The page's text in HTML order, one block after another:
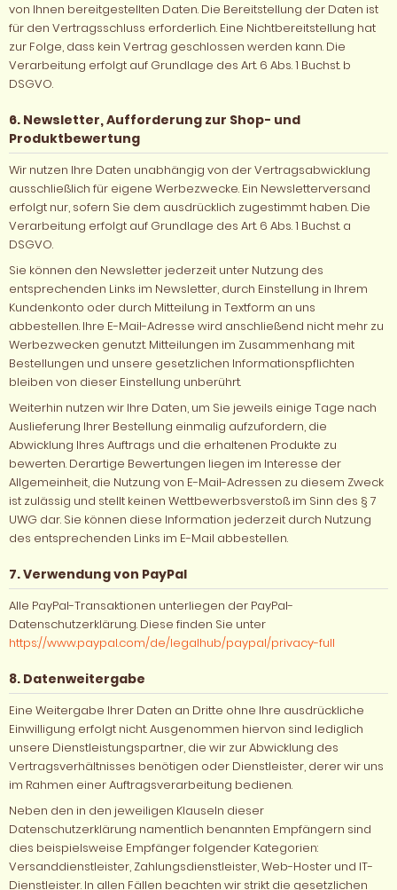
von Ihnen bereitgestellten Daten. Die Bereitstellung der Daten ist
für den Vertragsschluss erforderlich. Eine Nichtbereitstellung hat
zur Folge, dass kein Vertrag geschlossen werden kann. Die
Verarbeitung erfolgt auf Grundlage des Art. 6 Abs. 1 Buchst. b
DSGVO.
6. Newsletter, Aufforderung zur Shop- und
Produktbewertung
Wir nutzen Ihre Daten unabhängig von der Vertragsabwicklung
ausschließlich für eigene Werbezwecke. Ein Newsletterversand
erfolgt nur, sofern Sie dem ausdrücklich zugestimmt haben. Die
Verarbeitung erfolgt auf Grundlage des Art. 6 Abs. 1 Buchst. a
DSGVO.
Sie können den Newsletter jederzeit unter Nutzung des
entsprechenden Links im Newsletter, durch Einstellung in Ihrem
Kundenkonto oder durch Mitteilung in Textform an uns
abbestellen. Ihre E-Mail-Adresse wird anschließend nicht mehr zu
Werbezwecken genutzt. Mitteilungen im Zusammenhang mit
Bestellungen und unsere gesetzlichen Informationspflichten
bleiben von dieser Einstellung unberührt.
Weiterhin nutzen wir Ihre Daten, um Sie jeweils einige Tage nach
Auslieferung Ihrer Bestellung einmalig aufzufordern, die
Abwicklung Ihres Auftrags und die erhaltenen Produkte zu
bewerten. Derartige Bewertungen liegen im Interesse der
Allgemeinheit, die Nutzung von E-Mail-Adressen zu diesem Zweck
ist zulässig und stellt keinen Wettbewerbsverstoß im Sinn des § 7
UWG dar. Sie können diese Information jederzeit durch Nutzung
des entsprechenden Links im E-Mail abbestellen.
7. Verwendung von PayPal
Alle PayPal-Transaktionen unterliegen der PayPal-
Datenschutzerklärung. Diese finden Sie unter
https://www.paypal.com/de/legalhub/paypal/privacy-full
8. Datenweitergabe
Eine Weitergabe Ihrer Daten an Dritte ohne Ihre ausdrückliche
Einwilligung erfolgt nicht. Ausgenommen hiervon sind lediglich
unsere Dienstleistungspartner, die wir zur Abwicklung des
Vertragsverhältnisses benötigen oder Dienstleister, derer wir uns
im Rahmen einer Auftragsverarbeitung bedienen.
Neben den in den jeweiligen Klauseln dieser
Datenschutzerklärung namentlich benannten Empfängern sind
dies beispielsweise Empfänger folgender Kategorien:
Versanddienstleister, Zahlungsdienstleister, Web-Hoster und IT-
Dienstleister. In allen Fällen beachten wir strikt die gesetzlichen